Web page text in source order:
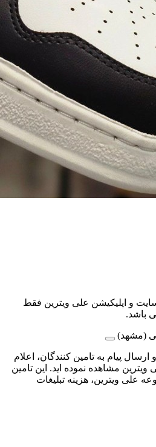
و اپلیکیشن علی ویترین فقط
باشد.
(مشهد)
پیام به تامین کنندگان، اعلام
مشاهده نموده اید. این تامین
علی ویترین، هزینه تبلیغات